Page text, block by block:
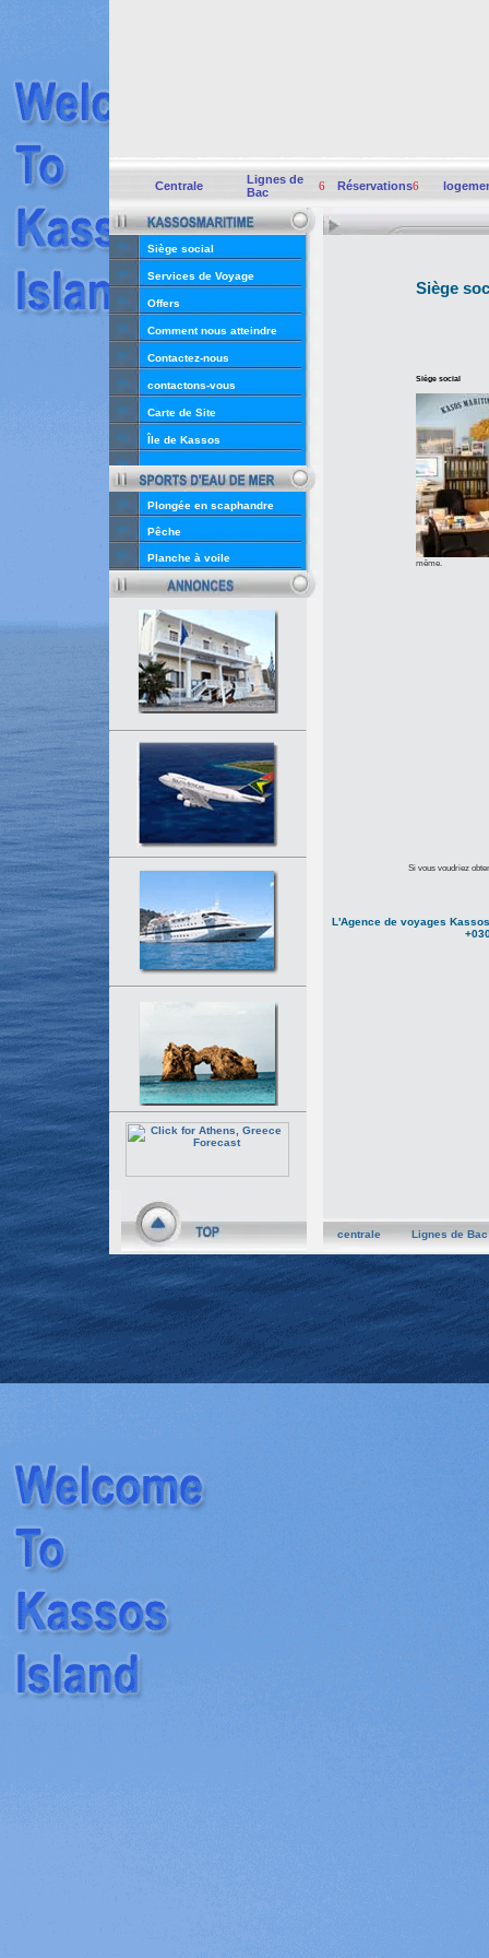
Centrale
Lignes de
Bac
6 Réservations6
Siège social
Siège
Siège social
même.
Si vous voudriez
L'Agence de voyages
Services de Voyage
Offers
Comment nous atteindre
Contactez-nous
contactons-vous
Carte de Site
Île de Kassos
Plongée en scaphandre
Pêche
Planche à voile
centrale Lignes de Bac